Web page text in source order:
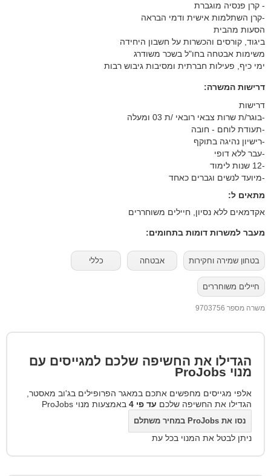
- קרן פנסיה מוגברת
-קרן השתלמות אישית ודמי הבראה
הסעות מהבית
ביגוד, קורסים והכשרות על חשבון היחידה
משימות אבטחה בחו"ל בשכר משודרג
ימי כיף, פעילות חברתית ומסיבות גיבוש רבות
דרישות המשרה:
דרישות
-בוגר/ת שרות צבאי רובאי /ת 03 ומעלה
-תעודת לוחם - חובה
-רישיון נהיגה בתוקף
-עבר ללא דופי
-12 שנות לימוד
-מיועד לנשים וגברים כאחד
מתאים ל:
אקדמאים ללא נסיון, חיילים משוחררים
מעבר למשרות דומות בתחומים:
בטחון שמירה וחקירות אבטחה כללי
חיילים משוחררים
משרה מספר 9703756
הגדילו את החשיפה שלכם למגייסים עם
מנוי ProJobs
אלפי מגייסים מחפשים אתכם במאגר הפרופילים בג'וב מאסטר,
הגדילו את החשיפה שלכם עד פי 4 באמצעות מנוי ProJobs
נסו את ProJobs במחיר משתלם
ניתן לבטל את המנוי בכל עת